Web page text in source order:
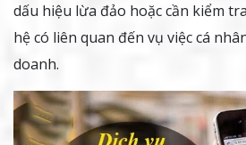
dấu hiệu lừa đảo hoặc cần kiểm
hệ có liên quan đến vụ việc cá
doanh.